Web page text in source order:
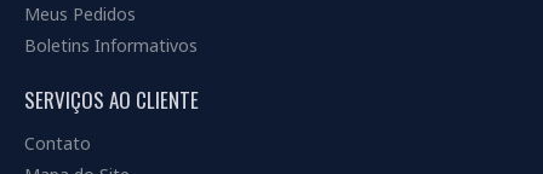
Meus Pedidos
Boletins Informativos
SERVIÇOS AO CLIENTE
Contato